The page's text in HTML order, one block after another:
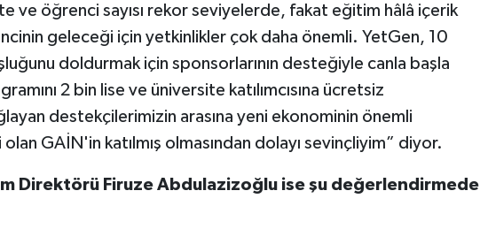
ve öğrenci sayısı rekor seviyelerde, fakat eğitim hâlâ içerik
geleceği için yetkinlikler çok daha önemli. YetGen, 10
doldurmak için sponsorlarının desteğiyle canla başla
2 bin lise ve üniversite katılımcısına ücretsiz
destekçilerimizin arasına yeni ekonominin önemli
GAİN'in katılmış olmasından dolayı sevinçliyim” diyor.
Direktörü Firuze Abdulazizoğlu ise şu değerlendirmede